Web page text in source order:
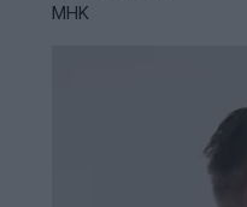
MHK